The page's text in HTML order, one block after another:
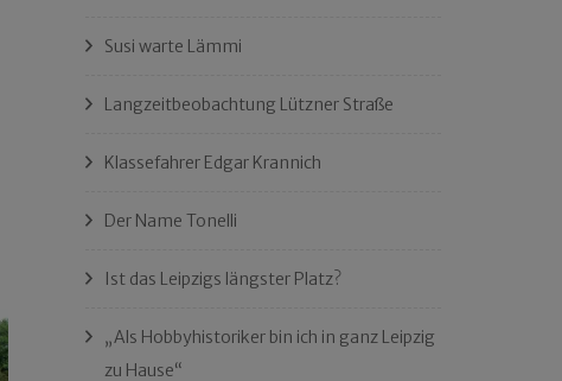
Susi warte Lämmi
Langzeitbeobachtung Lützner Straße
Klassefahrer Edgar Krannich
Der Name Tonelli
Ist das Leipzigs längster Platz?
„Als Hobbyhistoriker bin ich in ganz Leipzig
zu Hause“